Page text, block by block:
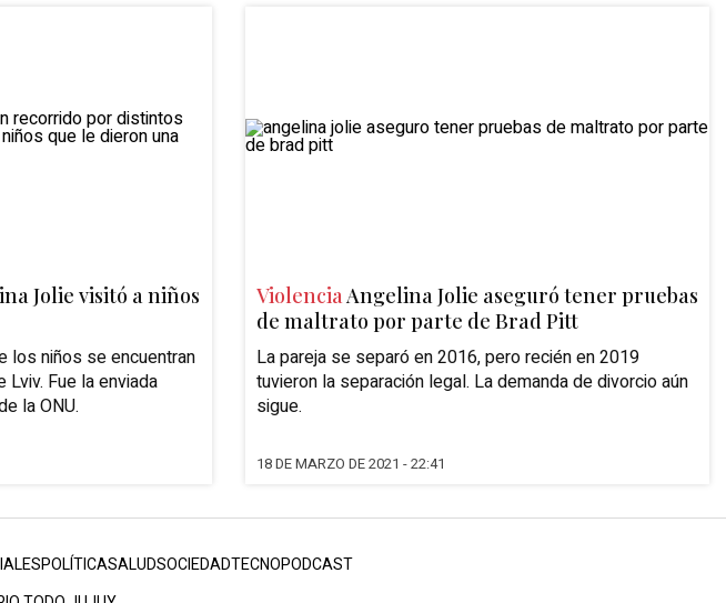
Jolie visitó a niños
los niños se encuentran
Fue la enviada
la ONU.
ViolenciaAngelina Jolie aseguró tener pruebas
de maltrato por parte de Brad Pitt
La pareja se separó en 2016, pero recién en 2019
tuvieron la separación legal. La demanda de divorcio aún
sigue.
18 DE MARZO DE 2021 - 22:41
POLÍTICASALUDSOCIEDADTECNOPODCAST